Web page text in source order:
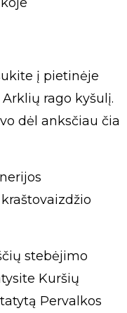
į pietinėje
rago kyšulį.
dėl anksčiau čia
stebėjimo
Kuršių
Pervalkos